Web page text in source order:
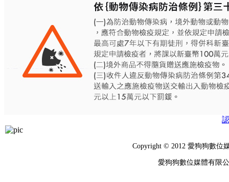
Copyright © 2012 愛狗狗數位
愛狗狗數位媒體有限